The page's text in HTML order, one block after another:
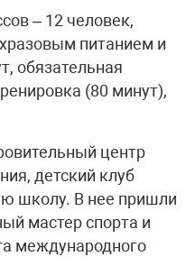
– 12 человек,
питанием и
обязательная
(80 минут),
центр
детский клуб
школу. В нее пришли
мастер спорта и
международного